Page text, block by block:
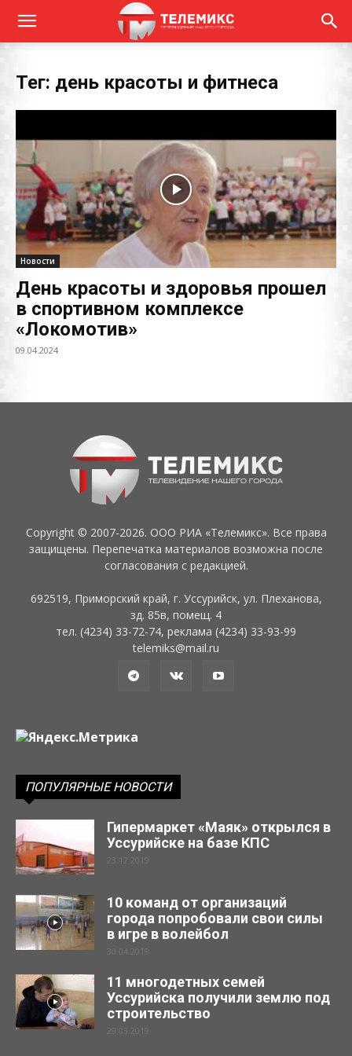
Тег: день красоты и фитнеса
Новости
День красоты и здоровья прошел
в спортивном комплексе
«Локомотив»
09.04.2024
Copyright © 2007-2026. ООО РИА «Телемикс». Все права
защищены. Перепечатка материалов возможна после
согласования с редакцией.
692519, Приморский край, г. Уссурийск, ул. Плеханова,
зд. 85в, помещ. 4
тел. (4234) 33-72-74, реклама (4234) 33-93-99
telemiks@mail.ru
ПОПУЛЯРНЫЕ НОВОСТИ
Гипермаркет «Маяк» открылся в
Уссурийске на базе КПС
23.12.2019
10 команд от организаций
города попробовали свои силы
в игре в волейбол
30.04.2019
11 многодетных семей
Уссурийска получили землю под
строительство
29.03.2019